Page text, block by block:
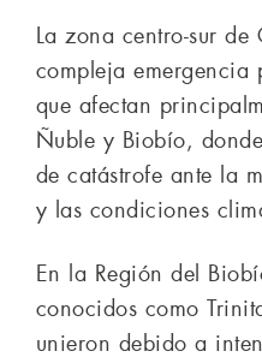
La zona centro-sur de
compleja emergencia
que afectan
Ñuble y Biobío,
de catástrofe ante la
y las condiciones
En la Región del
conocidos como
unieron debido a